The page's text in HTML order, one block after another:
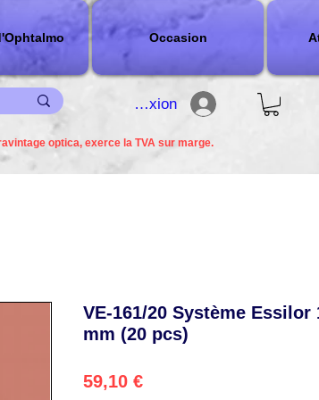
Occasion
connexion
optica, exerce la TVA sur marge.
VE-161/20 Système Essilor
mm (20 pcs)
59,10 €Precio